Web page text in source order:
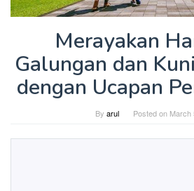
Merayakan
Galungan dan
dengan Ucapan
By arul Posted on March